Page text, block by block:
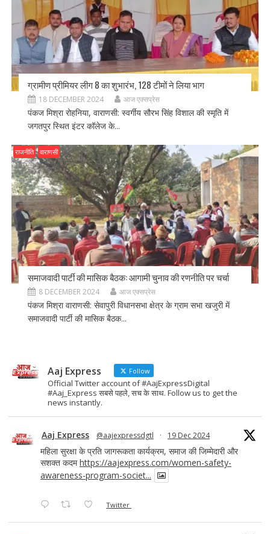
ग्रामीण प्रीमियर लीग 8 का शुभारंभ, 128 टीमों ने लिया भाग
18 DECEMBER 2024 आज एक्सप्रेस
पंकज मिश्रा रोहनिया, वाराणसी: स्वर्गीय सौरभ सिंह विशाल की स्मृति में
जगतपुर स्थित इंटर कॉलेज के...
राजनीति वाराणसी
समाजवादी पार्टी की मासिक बैठक: आगामी चुनाव की रणनीति पर चर्चा
8 DECEMBER 2024 आज एक्सप्रेस
पंकज मिश्रा वाराणसी: सेवापुरी विधानसभा क्षेत्र के ग्राम सभा खजुरी में
समाजवादी पार्टी की मासिक बैठक...
Aaj Express Follow
Official Twitter account of #AajExpressDigital
#Aaj_Express सबसे पहले, सच के साथ. Follow us to get the
news instantly.
Aaj Express @aajexpressdgtl · 19 Dec 2024
महिला सुरक्षा के प्रति जागरूकता कार्यक्रम, समाज की जिम्मेदारी और
सशक्त कदमhttps://aajexpress.com/women-safety-
awareness-program-societ...
Twitter